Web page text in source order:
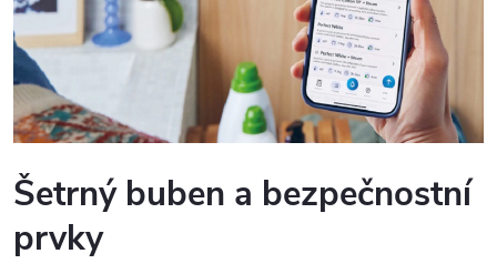
Šetrný buben a bezpečnostní
prvky